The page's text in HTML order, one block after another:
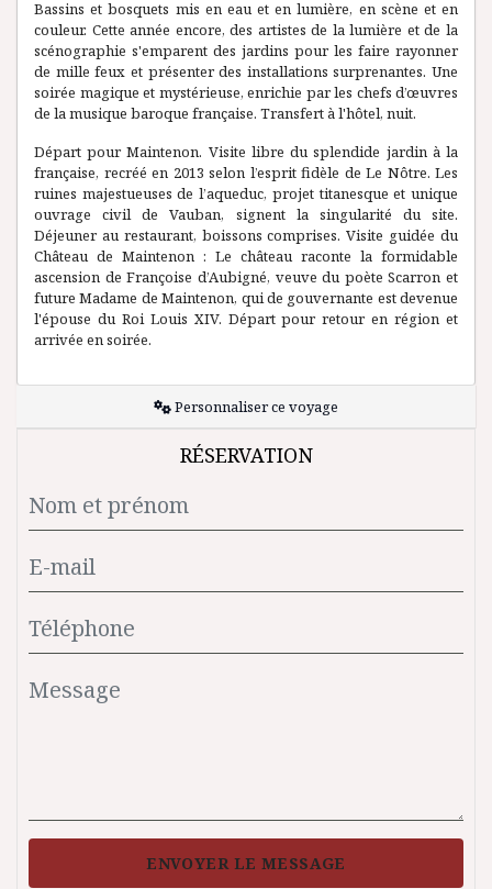
Bassins et bosquets mis en eau et en lumière, en scène et en
couleur. Cette année encore, des artistes de la lumière et de la
scénographie s'emparent des jardins pour les faire rayonner
de mille feux et présenter des installations surprenantes. Une
soirée magique et mystérieuse, enrichie par les chefs d’œuvres
de la musique baroque française. Transfert à l'hôtel, nuit.
Départ pour Maintenon. Visite libre du splendide jardin à la
française, recréé en 2013 selon l’esprit fidèle de Le Nôtre. Les
ruines majestueuses de l’aqueduc, projet titanesque et unique
ouvrage civil de Vauban, signent la singularité du site.
Déjeuner au restaurant, boissons comprises. Visite guidée du
Château de Maintenon : Le château raconte la formidable
ascension de Françoise d’Aubigné, veuve du poète Scarron et
future Madame de Maintenon, qui de gouvernante est devenue
l'épouse du Roi Louis XIV. Départ pour retour en région et
arrivée en soirée.
Personnaliser ce voyage
RÉSERVATION
ENVOYER LE MESSAGE